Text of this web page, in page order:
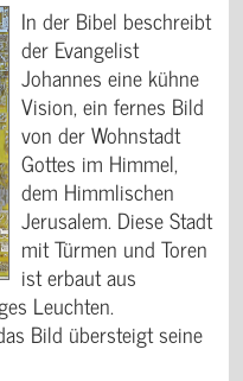
In der Bibel beschreibt
der Evangelist
Johannes eine kühne
Vision, ein fernes Bild
von der Wohnstadt
Gottes im Himmel,
dem Himmlischen
Jerusalem. Diese Stadt
mit Türmen und Toren
ist erbaut aus
Leuchten.
Bild übersteigt seine